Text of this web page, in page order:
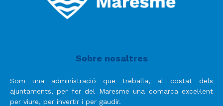
Sobre nosaltres
Som una administració que treballa, al costat dels
ajuntaments, per fer del Maresme una comarca excel·lent
per viure, per invertir i per gaudir.